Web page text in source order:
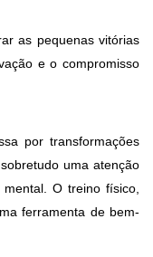
as pequenas vitórias
e o compromisso
por transformações
uma atenção
O treino físico,
ferramenta de bem-